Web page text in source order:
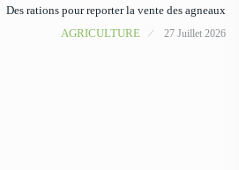
Des rations pour reporter la vente des agneaux
AGRICULTURE
27 Juillet 2026